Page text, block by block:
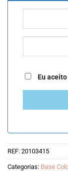
Eu aceito
REF: 20103415
Categorias: Base